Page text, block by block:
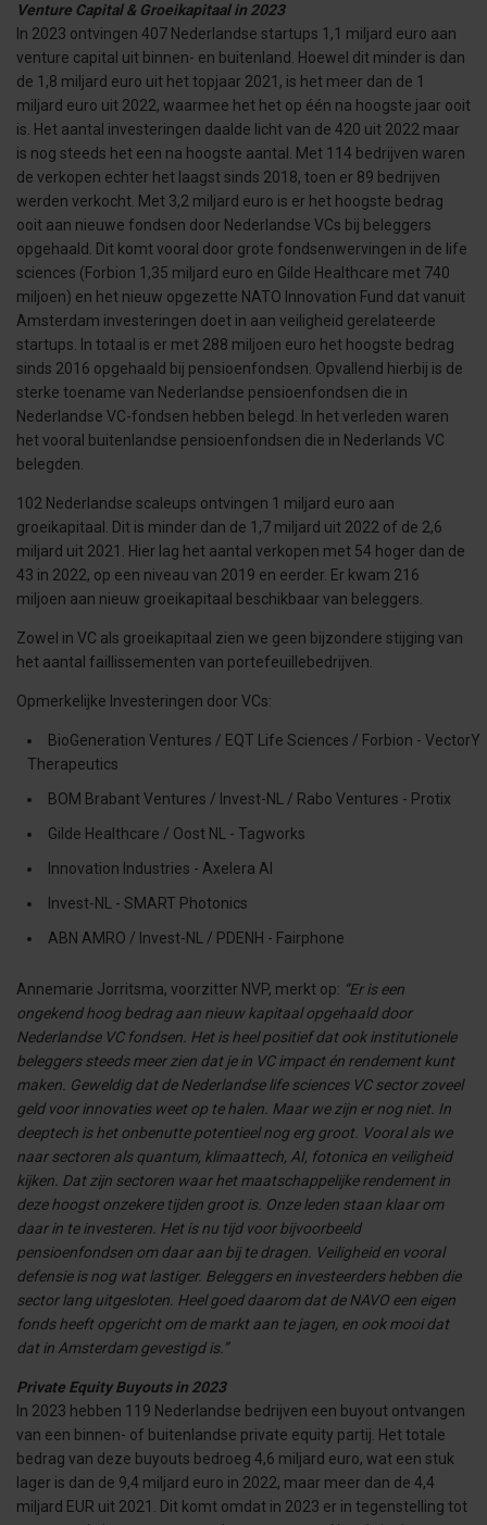
Venture Capital & Groeikapitaal in 2023
In 2023 ontvingen 407 Nederlandse startups 1,1 miljard euro aan
venture capital uit binnen- en buitenland. Hoewel dit minder is dan
de 1,8 miljard euro uit het topjaar 2021, is het meer dan de 1
miljard euro uit 2022, waarmee het het op één na hoogste jaar ooit
is. Het aantal investeringen daalde licht van de 420 uit 2022 maar
is nog steeds het een na hoogste aantal. Met 114 bedrijven waren
de verkopen echter het laagst sinds 2018, toen er 89 bedrijven
werden verkocht. Met 3,2 miljard euro is er het hoogste bedrag
ooit aan nieuwe fondsen door Nederlandse VCs bij beleggers
opgehaald. Dit komt vooral door grote fondsenwervingen in de life
sciences (Forbion 1,35 miljard euro en Gilde Healthcare met 740
miljoen) en het nieuw opgezette NATO Innovation Fund dat vanuit
Amsterdam investeringen doet in aan veiligheid gerelateerde
startups. In totaal is er met 288 miljoen euro het hoogste bedrag
sinds 2016 opgehaald bij pensioenfondsen. Opvallend hierbij is de
sterke toename van Nederlandse pensioenfondsen die in
Nederlandse VC-fondsen hebben belegd. In het verleden waren
het vooral buitenlandse pensioenfondsen die in Nederlands VC
belegden.
102 Nederlandse scaleups ontvingen 1 miljard euro aan
groeikapitaal. Dit is minder dan de 1,7 miljard uit 2022 of de 2,6
miljard uit 2021. Hier lag het aantal verkopen met 54 hoger dan de
43 in 2022, op een niveau van 2019 en eerder. Er kwam 216
miljoen aan nieuw groeikapitaal beschikbaar van beleggers.
Zowel in VC als groeikapitaal zien we geen bijzondere stijging van
het aantal faillissementen van portefeuillebedrijven.
Opmerkelijke Investeringen door VCs:
BioGeneration Ventures / EQT Life Sciences / Forbion - VectorY
Therapeutics
BOM Brabant Ventures / Invest-NL / Rabo Ventures - Protix
Gilde Healthcare / Oost NL - Tagworks
Innovation Industries - Axelera AI
Invest-NL - SMART Photonics
ABN AMRO / Invest-NL / PDENH - Fairphone
Annemarie Jorritsma, voorzitter NVP, merkt op: “Er is een
ongekend hoog bedrag aan nieuw kapitaal opgehaald door
Nederlandse VC fondsen. Het is heel positief dat ook institutionele
beleggers steeds meer zien dat je in VC impact én rendement kunt
maken. Geweldig dat de Nederlandse life sciences VC sector zoveel
geld voor innovaties weet op te halen. Maar we zijn er nog niet. In
deeptech is het onbenutte potentieel nog erg groot. Vooral als we
naar sectoren als quantum, klimaattech, AI, fotonica en veiligheid
kijken. Dat zijn sectoren waar het maatschappelijke rendement in
deze hoogst onzekere tijden groot is. Onze leden staan klaar om
daar in te investeren. Het is nu tijd voor bijvoorbeeld
pensioenfondsen om daar aan bij te dragen. Veiligheid en vooral
defensie is nog wat lastiger. Beleggers en investeerders hebben die
sector lang uitgesloten. Heel goed daarom dat de NAVO een eigen
fonds heeft opgericht om de markt aan te jagen, en ook mooi dat
dat in Amsterdam gevestigd is.”
Private Equity Buyouts in 2023
In 2023 hebben 119 Nederlandse bedrijven een buyout ontvangen
van een binnen- of buitenlandse private equity partij. Het totale
bedrag van deze buyouts bedroeg 4,6 miljard euro, wat een stuk
lager is dan de 9,4 miljard euro in 2022, maar meer dan de 4,4
miljard EUR uit 2021. Dit komt omdat in 2023 er in tegenstelling tot